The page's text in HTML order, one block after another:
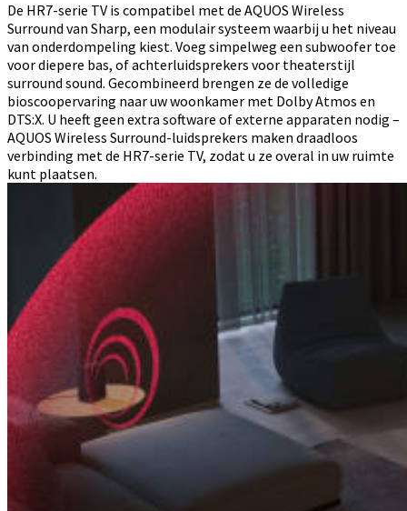
De HR7-serie TV is compatibel met de AQUOS Wireless
Surround van Sharp, een modulair systeem waarbij u het niveau
van onderdompeling kiest. Voeg simpelweg een subwoofer toe
voor diepere bas, of achterluidsprekers voor theaterstijl
surround sound. Gecombineerd brengen ze de volledige
bioscoopervaring naar uw woonkamer met Dolby Atmos en
DTS:X. U heeft geen extra software of externe apparaten nodig –
AQUOS Wireless Surround-luidsprekers maken draadloos
verbinding met de HR7-serie TV, zodat u ze overal in uw ruimte
kunt plaatsen.